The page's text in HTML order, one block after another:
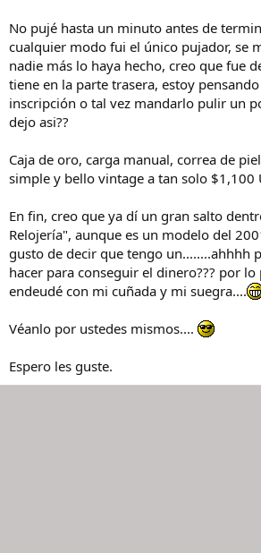
No pujé hasta un minuto antes de
cualquier modo fui el único pujador, se
nadie más lo haya hecho, creo que fue
tiene en la parte trasera, estoy
inscripción o tal vez mandarlo pulir un
dejo asi??
Caja de oro, carga manual, correa de
simple y bello vintage a tan solo $1,100
En fin, creo que ya dí un gran salto
Relojería", aunque es un modelo del
gusto de decir que tengo un........ahhhh
hacer para conseguir el dinero??? por
endeudé con mi cuñada y mi suegra....
Véanlo por ustedes mismos....
Espero les guste.